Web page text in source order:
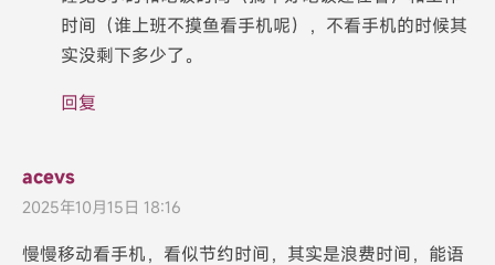
时间（谁上班不摸鱼看手机呢），不看手机的时候其
实没剩下多少了。
回复
acevs
2025年10月15日 18:16
慢慢移动看手机，看似节约时间，其实是浪费时间，能语